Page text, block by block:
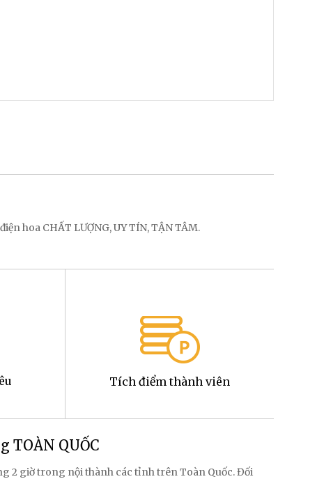
hoa CHẤT LƯỢNG, UY TÍN, TẬN TÂM.
Tích điểm thành viên
TOÀN QUỐC
2 giờ trong nội thành các tỉnh trên Toàn Quốc. Đối